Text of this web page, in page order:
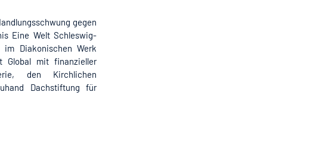
gegen
Eine Welt Schleswig-
Diakonischen Werk
Global mit finanzieller
den Kirchlichen
Dachstiftung für